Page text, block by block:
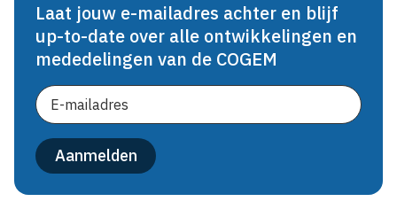
Laat jouw e-mailadres achter en blijf
up-to-date over alle ontwikkelingen en
mededelingen van de COGEM